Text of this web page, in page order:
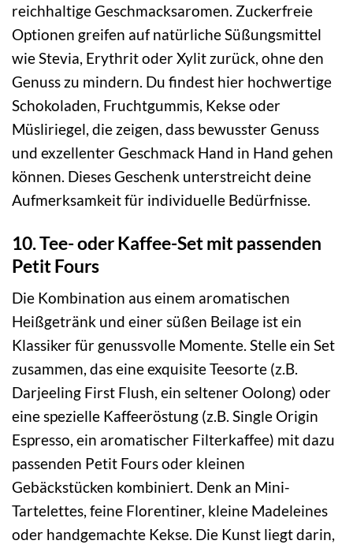
reichhaltige Geschmacksaromen. Zuckerfreie
Optionen greifen auf natürliche Süßungsmittel
wie Stevia, Erythrit oder Xylit zurück, ohne den
Genuss zu mindern. Du findest hier hochwertige
Schokoladen, Fruchtgummis, Kekse oder
Müsliriegel, die zeigen, dass bewusster Genuss
und exzellenter Geschmack Hand in Hand gehen
können. Dieses Geschenk unterstreicht deine
Aufmerksamkeit für individuelle Bedürfnisse.
10. Tee- oder Kaffee-Set mit passenden
Petit Fours
Die Kombination aus einem aromatischen
Heißgetränk und einer süßen Beilage ist ein
Klassiker für genussvolle Momente. Stelle ein Set
zusammen, das eine exquisite Teesorte (z.B.
Darjeeling First Flush, ein seltener Oolong) oder
eine spezielle Kaffeeröstung (z.B. Single Origin
Espresso, ein aromatischer Filterkaffee) mit dazu
passenden Petit Fours oder kleinen
Gebäckstücken kombiniert. Denk an Mini-
Tartelettes, feine Florentiner, kleine Madeleines
oder handgemachte Kekse. Die Kunst liegt darin,